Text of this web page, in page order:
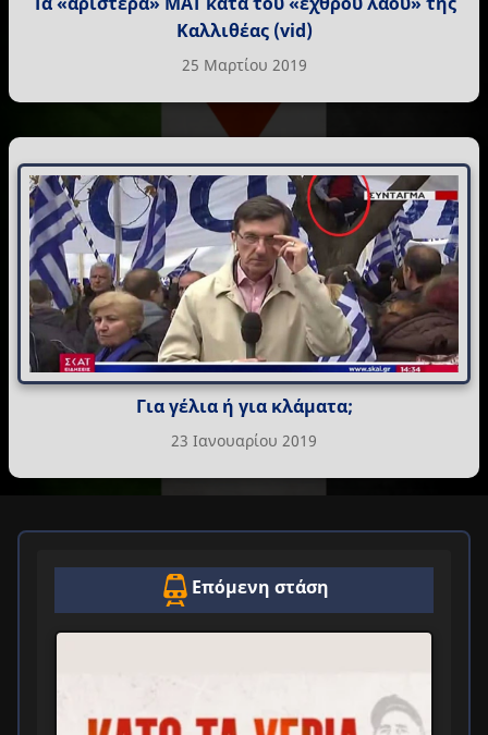
Καλλιθέας (vid)
25 Μαρτίου 2019
Για γέλια ή για κλάματα;
23 Ιανουαρίου 2019
Επόμενη στάση